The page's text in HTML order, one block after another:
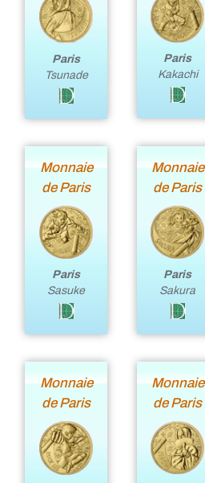
Paris
Tsunade
Paris
Kakachi
Monnaie
de Paris
Paris
Sasuke
Monnaie
de Paris
Paris
Sakura
Monnaie
de Paris
Monnaie
de Paris